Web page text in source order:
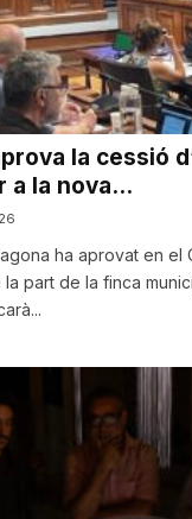
la cessió
a la nova...
ha aprovat en el
part de la finca